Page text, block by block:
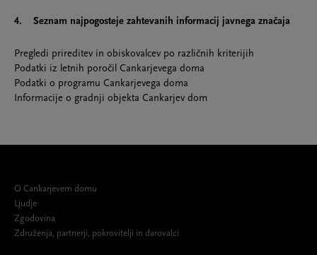
4. Seznam najpogosteje zahtevanih informacij javnega značaja
Pregledi prireditev in obiskovalcev po različnih kriterijih
Podatki iz letnih poročil Cankarjevega doma
Podatki o programu Cankarjevega doma
Informacije o gradnji objekta Cankarjev dom
O Cankarjevem domu
Ljudje
Zgodovina
Združenja, partnerji, pokrovitelji in darovalci